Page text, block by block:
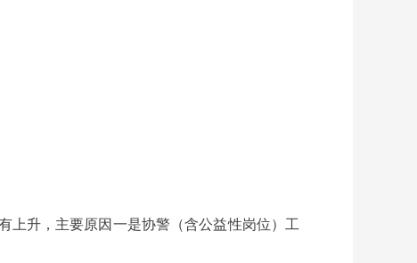
上升，主要原因一是协警（含公益性岗位）工